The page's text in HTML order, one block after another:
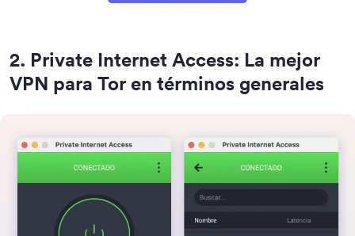
2. Private Internet Access: La mejor
VPN para Tor en términos generales